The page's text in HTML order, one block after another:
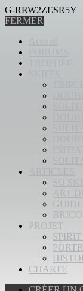
G-RRW2ZESR5Y
FERMER
SO
ART
PROJET
CHARTE